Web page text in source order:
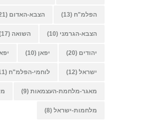
הפלמ"ח (13) הצבא-האדום (21)
הצבא-הגרמני (10) השואה (17)
יהודים (20) יפאן (10)
ישראל (12) לוחמי-הפלמ"ח (11)
מאגר-מלחמת-העצמאות (9)
מלחמות-ישראל (8)